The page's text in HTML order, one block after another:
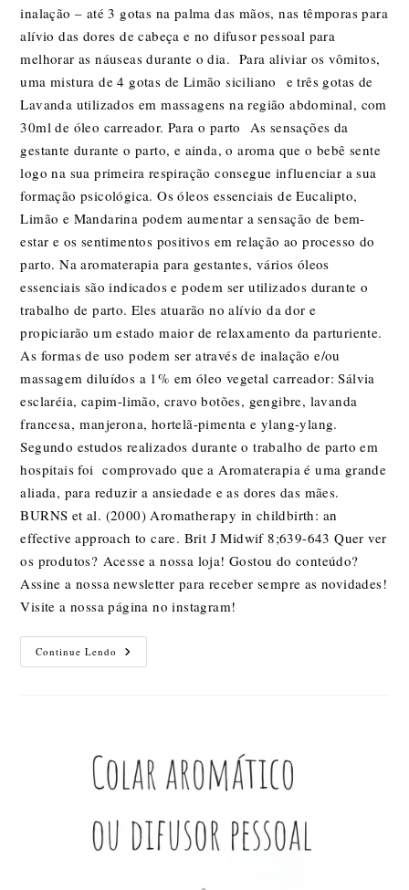
inalação – até 3 gotas na palma das mãos, nas têmporas para
alívio das dores de cabeça e no difusor pessoal para
melhorar as náuseas durante o dia. Para aliviar os vômitos,
uma mistura de 4 gotas de Limão siciliano e três gotas de
Lavanda utilizados em massagens na região abdominal, com
30ml de óleo carreador. Para o parto As sensações da
gestante durante o parto, e ainda, o aroma que o bebê sente
logo na sua primeira respiração consegue influenciar a sua
formação psicológica. Os óleos essenciais de Eucalipto,
Limão e Mandarina podem aumentar a sensação de bem-
estar e os sentimentos positivos em relação ao processo do
parto. Na aromaterapia para gestantes, vários óleos
essenciais são indicados e podem ser utilizados durante o
trabalho de parto. Eles atuarão no alívio da dor e
propiciarão um estado maior de relaxamento da parturiente.
As formas de uso podem ser através de inalação e/ou
massagem diluídos a 1% em óleo vegetal carreador: Sálvia
esclaréia, capim-limão, cravo botões, gengibre, lavanda
francesa, manjerona, hortelã-pimenta e ylang-ylang.
Segundo estudos realizados durante o trabalho de parto em
hospitais foi comprovado que a Aromaterapia é uma grande
aliada, para reduzir a ansiedade e as dores das mães.
BURNS et al. (2000) Aromatherapy in childbirth: an
effective approach to care. Brit J Midwif 8;639-643 Quer ver
os produtos? Acesse a nossa loja! Gostou do conteúdo?
Assine a nossa newsletter para receber sempre as novidades!
Visite a nossa página no instagram!
Continue Lendo Aromaterapia
Para